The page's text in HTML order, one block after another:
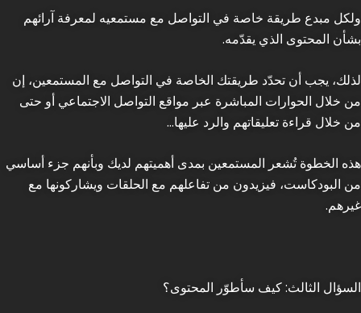
ولكل مبدع طريقة خاصة في التواصل مع مستمعيه لمعرفة آرائهم
بشأن المحتوى الذي يقدّمه.
لذلك، يجب أن تحدّد طريقتك الخاصة في التواصل مع المستمعين، إن
من خلال الحوارات المباشرة عبر مواقع التواصل الاجتماعي أو حتى
من خلال قراءة تعليقاتهم والرد عليها…
هذه الخطوة تُشعر المستمعين بمدى أهميتهم لديك وبأنهم جزء أساسي
من البودكاست، فيزيدون من تفاعلهم مع الحلقات ويشاركونها مع
غيرهم.
السؤال الثالث:كيف سأطوّر المحتوى؟